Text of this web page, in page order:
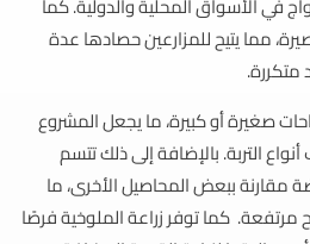
مما يتيح للمزارعين حصادها عدة
صغيرة أو كبيرة، ما يجعل المشروع
التربة. بالإضافة إلى ذلك تتسم
مقارنة ببعض المحاصيل الأخرى، ما
كما توفر زراعة الملوخية فرصًا